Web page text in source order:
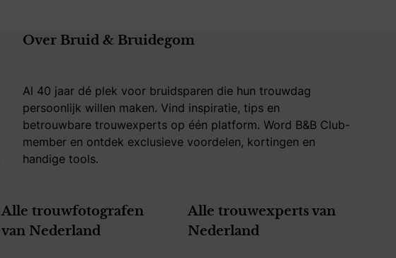
Over Bruid & Bruidegom
Al 40 jaar dé plek voor bruidsparen die hun trouwdag
persoonlijk willen maken. Vind inspiratie, tips en
betrouwbare trouwexperts op één platform. Word B&B Club-
member en ontdek exclusieve voordelen, kortingen en
handige tools.
Alle trouwfotografen
van Nederland
Alle trouwexperts van
Nederland